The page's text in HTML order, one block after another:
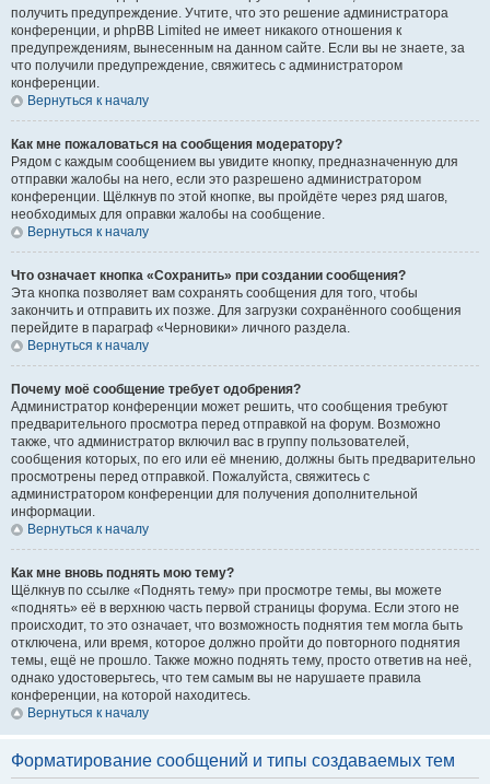
получить предупреждение. Учтите, что это решение администратора
конференции, и phpBB Limited не имеет никакого отношения к
предупреждениям, вынесенным на данном сайте. Если вы не знаете, за
что получили предупреждение, свяжитесь с администратором
конференции.
Вернуться к началу
Как мне пожаловаться на сообщения модератору?
Рядом с каждым сообщением вы увидите кнопку, предназначенную для
отправки жалобы на него, если это разрешено администратором
конференции. Щёлкнув по этой кнопке, вы пройдёте через ряд шагов,
необходимых для оправки жалобы на сообщение.
Вернуться к началу
Что означает кнопка «Сохранить» при создании сообщения?
Эта кнопка позволяет вам сохранять сообщения для того, чтобы
закончить и отправить их позже. Для загрузки сохранённого сообщения
перейдите в параграф «Черновики» личного раздела.
Вернуться к началу
Почему моё сообщение требует одобрения?
Администратор конференции может решить, что сообщения требуют
предварительного просмотра перед отправкой на форум. Возможно
также, что администратор включил вас в группу пользователей,
сообщения которых, по его или её мнению, должны быть предварительно
просмотрены перед отправкой. Пожалуйста, свяжитесь с
администратором конференции для получения дополнительной
информации.
Вернуться к началу
Как мне вновь поднять мою тему?
Щёлкнув по ссылке «Поднять тему» при просмотре темы, вы можете
«поднять» её в верхнюю часть первой страницы форума. Если этого не
происходит, то это означает, что возможность поднятия тем могла быть
отключена, или время, которое должно пройти до повторного поднятия
темы, ещё не прошло. Также можно поднять тему, просто ответив на неё,
однако удостоверьтесь, что тем самым вы не нарушаете правила
конференции, на которой находитесь.
Вернуться к началу
Форматирование сообщений и типы создаваемых тем